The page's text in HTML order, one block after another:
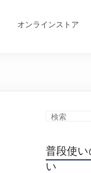
オンラインストア
普段使
い